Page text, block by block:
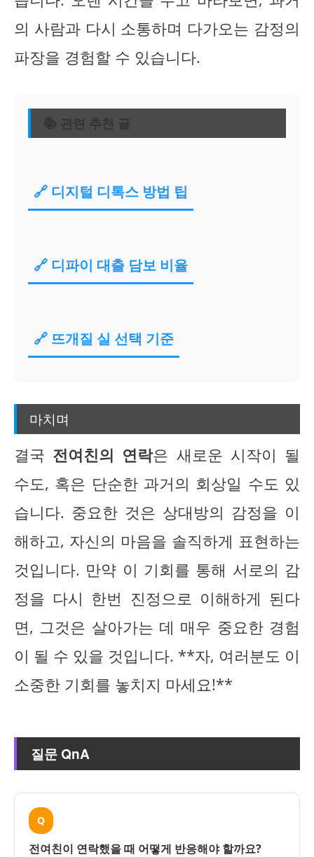
의 사람과 다시 소통하며 다가오는 감정의
파장을 경험할 수 있습니다.
📚 관련 추천 글
🔗 디지털 디톡스 방법 팁
🔗 디파이 대출 담보 비율
🔗 뜨개질 실 선택 기준
마치며
결국 전여친의 연락은 새로운 시작이 될
수도, 혹은 단순한 과거의 회상일 수도 있
습니다. 중요한 것은 상대방의 감정을 이
해하고, 자신의 마음을 솔직하게 표현하는
것입니다. 만약 이 기회를 통해 서로의 감
정을 다시 한번 진정으로 이해하게 된다
면, 그것은 살아가는 데 매우 중요한 경험
이 될 수 있을 것입니다. **자, 여러분도 이
소중한 기회를 놓치지 마세요!**
질문 QnA
Q
전여친이 연락했을 때 어떻게 반응해야 할까요?